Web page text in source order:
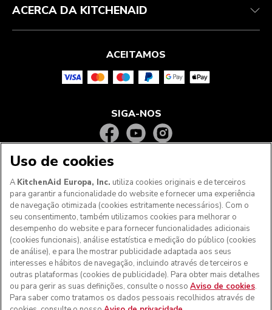
ACERCA DA KITCHENAID
ACEITAMOS
SIGA-NOS
Aos clientes nos Açores, Madeira e outros territórios
portugueses: Por favor, contacte a nossa equipa de Apoio
ao Cliente para efetuar a sua encomenda, de forma a
podermos fornecer os custos de envio exatos e aplicar a
taxa de IVA correta
Uso de cookies
A KitchenAid Europa, Inc. utiliza cookies originais e de terceiros
para garantir a funcionalidade do website e fornecer uma experiência
de navegação otimizada (cookies estritamente necessários). Com o
seu consentimento, também utilizamos cookies para melhorar o
desempenho do website e para fornecer funcionalidades adicionais
(cookies funcionais), análise estatística e medição do público (cookies
de análise), e para lhe mostrar publicidade adaptada aos seus
interesses e hábitos de navegação, incluindo através de terceiros e
outras plataformas (cookies de publicidade). Para obter mais detalhes
ou para gerir as suas definições, consulte o nosso Aviso de cookies.
Para saber como tratamos os dados pessoais recolhidos através de